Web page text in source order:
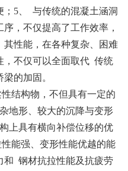
；5、 与传统的混凝土涵洞
，不仅提高了工作效率，
性能，在各种复杂、困难
，不仅可以全面取代 传统
的加固。
结构物，不但具有一定的
地形、较大的沉降与变形
上具有横向补偿位移的优
能强、变形性能优越的能
和 钢材抗拉性能及抗疲劳